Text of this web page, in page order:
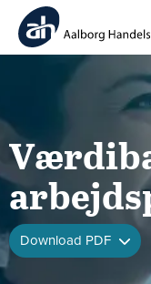
Download PDF